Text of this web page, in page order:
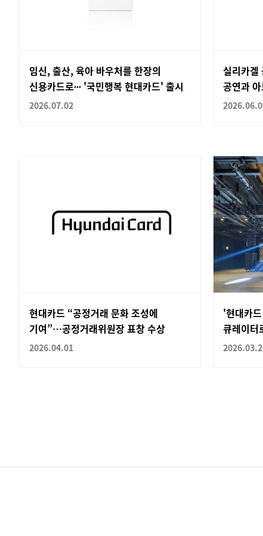
임신, 출산, 육아 바우처를 한장의
신용카드로∙∙∙ '국민행복 현대카드' 출시
2026.07.02
실리카겔
공연과
현대카드 “공정거래 문화 조성에
기여”…공정거래위원장 표창 수상
2026.04.01
'현대카
큐레이터